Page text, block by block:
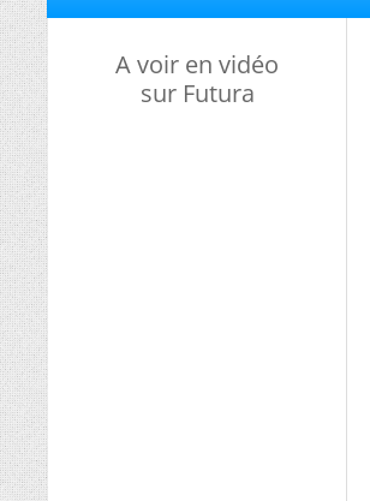
A voir en vidéo
sur Futura